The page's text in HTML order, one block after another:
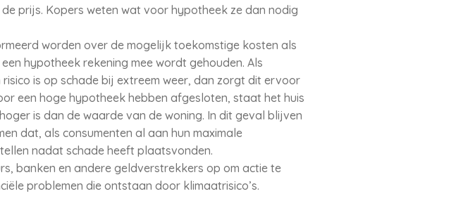
prijs. Kopers weten wat voor hypotheek ze dan nodig
worden over de mogelijk toekomstige kosten als
hypotheek rekening mee wordt gehouden. Als
is op schade bij extreem weer, dan zorgt dit ervoor
een hoge hypotheek hebben afgesloten, staat het huis
is dan de waarde van de woning. In dit geval blijven
dat, als consumenten al aan hun maximale
nadat schade heeft plaatsvonden.
banken en andere geldverstrekkers op om actie te
problemen die ontstaan door klimaatrisico’s.